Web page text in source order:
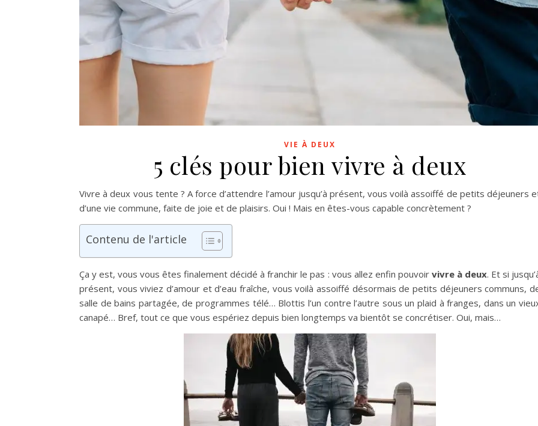
VIE À DEUX
5 clés pour bien vivre à deux
Vivre à deux vous tente ? A force d’attendre l’amour jusqu’à présent, vous voilà assoiffé de petits déjeuners
d’une vie commune, faite de joie et de plaisirs. Oui ! Mais en êtes-vous capable concrètement ?
Contenu de l'article
Ça y est, vous vous êtes finalement décidé à franchir le pas : vous allez enfin pouvoir vivre à deux. Et si
présent, vous viviez d’amour et d’eau fraîche, vous voilà assoiffé désormais de petits déjeuners communs,
salle de bains partagée, de programmes télé… Blottis l’un contre l’autre sous un plaid à franges, dans un
canapé… Bref, tout ce que vous espériez depuis bien longtemps va bientôt se concrétiser. Oui, mais…